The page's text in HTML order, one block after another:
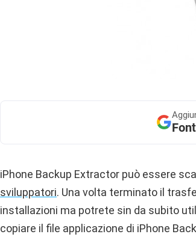
iPhone Backup Extractor può essere
sviluppatori. Una volta terminato il
installazioni ma potrete sin da subito
copiare il file applicazione di iPhone